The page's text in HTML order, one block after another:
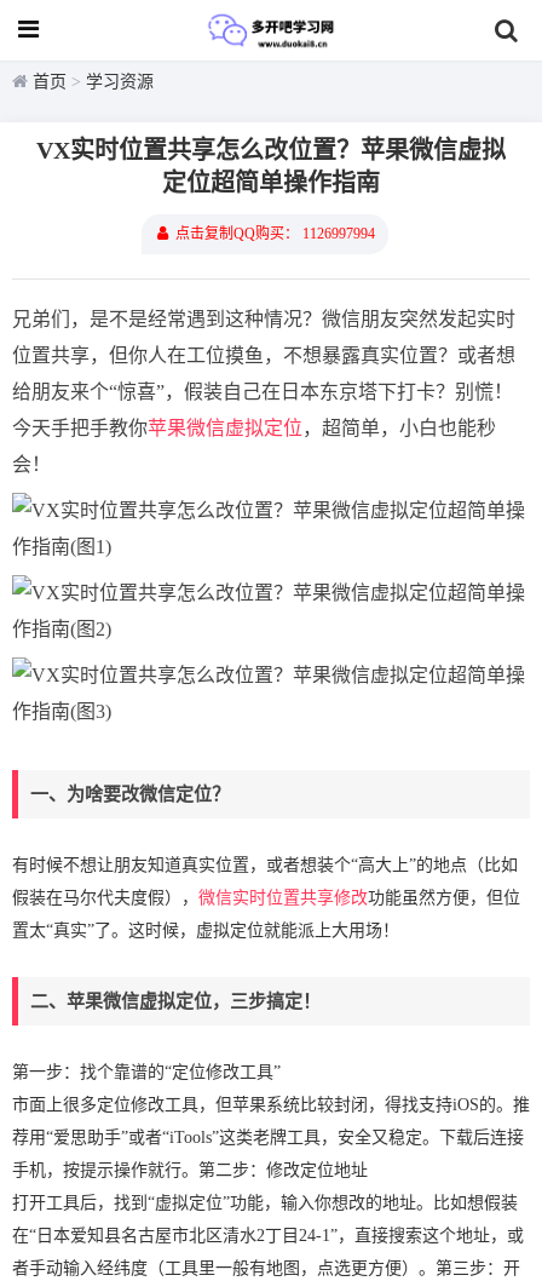
首页 > 学习资源
VX实时位置共享怎么改位置？苹果微信虚拟
定位超简单操作指南
点击复制QQ购买： 1126997994
兄弟们，是不是经常遇到这种情况？微信朋友突然发起实时
位置共享，但你人在工位摸鱼，不想暴露真实位置？或者想
给朋友来个“惊喜”，假装自己在日本东京塔下打卡？别慌！
今天手把手教你苹果微信虚拟定位，超简单，小白也能秒
会！
一、为啥要改微信定位？
有时候不想让朋友知道真实位置，或者想装个“高大上”的地点（比如
假装在马尔代夫度假）， 微信实时位置共享修改功能虽然方便，但位
置太“真实”了。这时候，虚拟定位就能派上大用场！
二、苹果微信虚拟定位，三步搞定！
第一步：找个靠谱的“定位修改工具”
市面上很多定位修改工具，但苹果系统比较封闭，得找支持iOS的。推
荐用“爱思助手”或者“iTools”这类老牌工具，安全又稳定。下载后连接
手机，按提示操作就行。第二步：修改定位地址
打开工具后，找到“虚拟定位”功能，输入你想改的地址。比如想假装
在“日本爱知县名古屋市北区清水2丁目24-1”，直接搜索这个地址，或
者手动输入经纬度（工具里一般有地图，点选更方便）。第三步：开